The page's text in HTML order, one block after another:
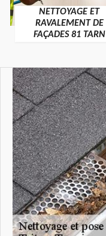
NETTOYAGE ET
RAVALEMENT DE
FAÇADES 81 TARN